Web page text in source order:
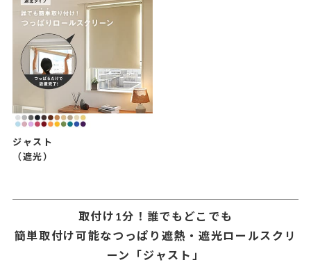
ジャスト
（遮光）
取付け1分！誰でもどこでも
簡単取付け可能なつっぱり遮熱・遮光ロールスクリ
ーン「ジャスト」